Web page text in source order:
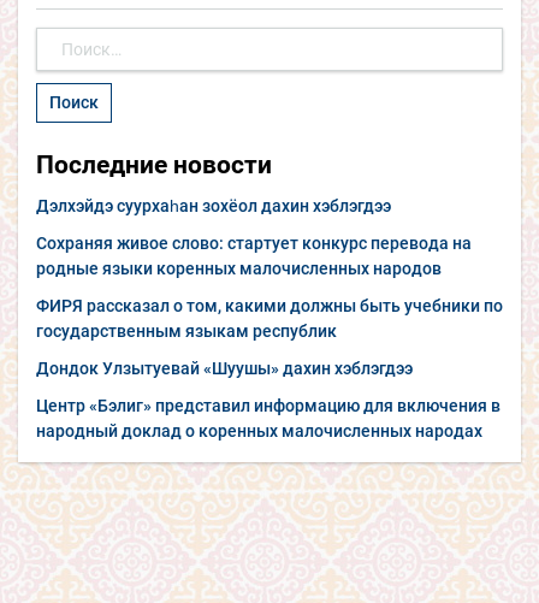
Последние новости
Дэлхэйдэ суурхаһан зохёол дахин хэблэгдээ
Сохраняя живое слово: стартует конкурс перевода на
родные языки коренных малочисленных народов
ФИРЯ рассказал о том, какими должны быть учебники по
государственным языкам республик
Дондок Улзытуевай «Шуушы» дахин хэблэгдээ
Центр «Бэлиг» представил информацию для включения в
народный доклад о коренных малочисленных народах